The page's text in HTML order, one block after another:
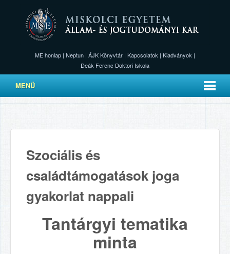
ME honlap | Neptun | ÁJK Könyvtár | Kapcsolatok | Kiadványok |
Deák Ferenc Doktori Iskola
MENÜ
Szociális és
családtámogatások joga
gyakorlat nappali
Tantárgyi tematika
minta